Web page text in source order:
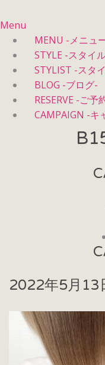
Menu
MENU -メニュ
STYLE -スタイ
STYLIST -スタ
BLOG -ブログ-
RESERVE -ご予
CAMPAIGN -キ
2022年5月13